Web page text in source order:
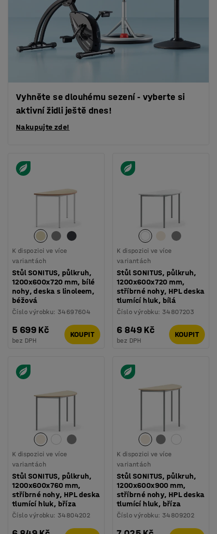
Vyhněte se dlouhému sezení - vyberte si
aktivní židli ještě dnes!
Nakupujte zde!
K dispozici ve více
variantách
Stůl SONITUS, půlkruh,
1200x600x720 mm, bílé
nohy, deska s linoleem,
béžová
Číslo výrobku:34697604
5 699 Kč
bez DPH
KOUPIT
K dispozici ve více
variantách
Stůl SONITUS, půlkruh,
1200x600x720 mm,
stříbrné nohy, HPL deska
tlumící hluk, bílá
Číslo výrobku:34807203
6 849 Kč
bez DPH
KOUPIT
K dispozici ve více
variantách
Stůl SONITUS, půlkruh,
1200x600x760 mm,
stříbrné nohy, HPL deska
tlumící hluk, bříza
Číslo výrobku:34804202
K dispozici ve více
variantách
Stůl SONITUS, půlkruh,
1200x600x900 mm,
stříbrné nohy, HPL deska
tlumící hluk, bříza
Číslo výrobku:34809202